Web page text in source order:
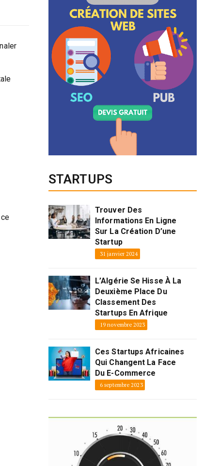
STARTUPS
Trouver Des
Informations En Ligne
Sur La Création D’une
Startup
31 janvier 2024
L’Algérie Se Hisse À La
Deuxième Place Du
Classement Des
Startups En Afrique
19 novembre 2023
Ces Startups Africaines
Qui Changent La Face
Du E-Commerce
6 septembre 2023